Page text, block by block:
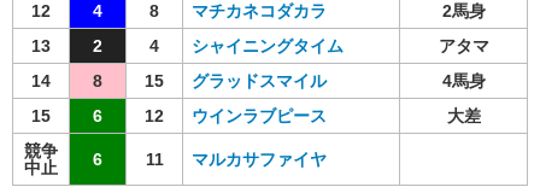
12
4 8 マチカネコダカラ
2馬身
13
2 4 シャイニングタイム
アタマ
14
8 15 グラッドスマイル
4馬身
15
6 12 ウインラブピース
大差
競争
中止
6 11 マルカサファイヤ